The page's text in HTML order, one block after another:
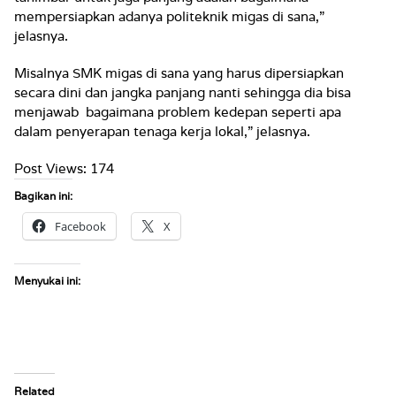
mempersiapkan adanya politeknik migas di sana,”
jelasnya.
Misalnya SMK migas di sana yang harus dipersiapkan
secara dini dan jangka panjang nanti sehingga dia bisa
menjawab bagaimana problem kedepan seperti apa
dalam penyerapan tenaga kerja lokal,” jelasnya.
Post Views: 174
Bagikan ini:
Facebook X
Menyukai ini:
Related